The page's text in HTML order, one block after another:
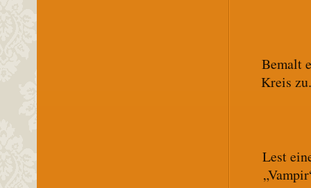
Bemalt
Kreis
Lest